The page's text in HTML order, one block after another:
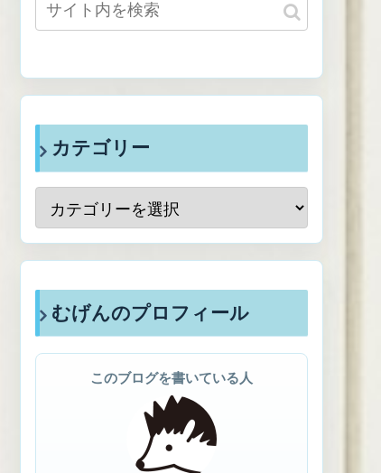
カテゴリー
むげんのプロフィール
このブログを書いている人